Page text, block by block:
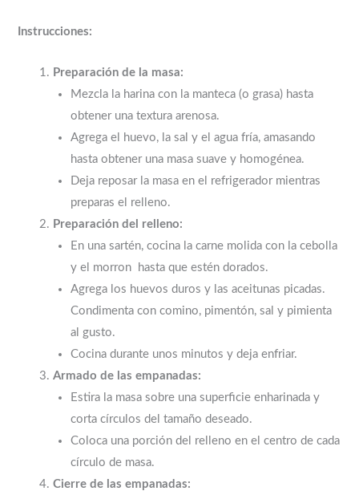
Instrucciones:
Preparación de la masa:
Mezcla la harina con la manteca (o grasa) hasta
obtener una textura arenosa.
Agrega el huevo, la sal y el agua fría, amasando
hasta obtener una masa suave y homogénea.
Deja reposar la masa en el refrigerador mientras
preparas el relleno.
Preparación del relleno:
En una sartén, cocina la carne molida con la cebolla
y el morron hasta que estén dorados.
Agrega los huevos duros y las aceitunas picadas.
Condimenta con comino, pimentón, sal y pimienta
al gusto.
Cocina durante unos minutos y deja enfriar.
Armado de las empanadas:
Estira la masa sobre una superficie enharinada y
corta círculos del tamaño deseado.
Coloca una porción del relleno en el centro de cada
círculo de masa.
Cierre de las empanadas: